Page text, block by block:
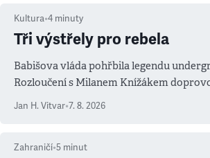
Kultura•4 minuty
Tři výstřely pro rebela
Babišova vláda pohřbila legendu
Rozloučení s Milanem Knížákem
salvy i kritika pokrokářů
Jan H. Vitvar•7. 8. 2026
Zahraničí•5 minut